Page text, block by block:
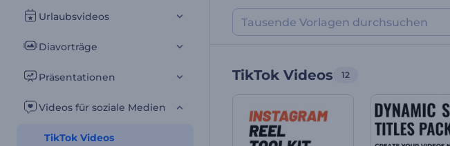
Urlaubsvideos
Diavorträge
Präsentationen
Videos für soziale Medien
TikTok Videos
TikTok Videos 12